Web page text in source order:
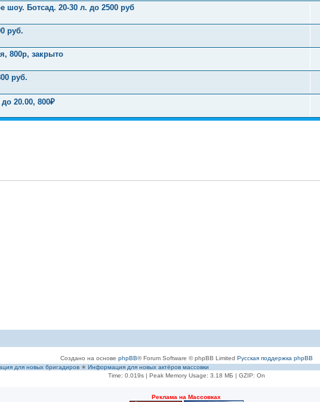
Ботсад. 20-30 л. до 2500 руб
руб.
800р, закрыто
руб.
20.00, 800₽
Создано на основе phpBB® Forum Software © phpBB Limited Русская поддержка phpBB
для новых бригадиров ✭ Информация для новых актёров массовки
Time: 0.019s| Peak Memory Usage: 3.18 МБ | GZIP: On
Рeклама на Массовках